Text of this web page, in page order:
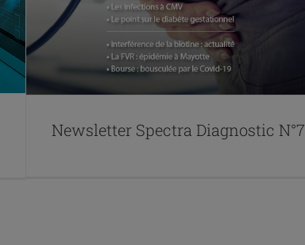
Newsletter Spectra Diagnostic N°7